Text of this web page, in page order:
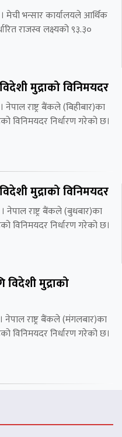
मेची भन्सार कार्यालयले आर्थिक
राजस्व लक्ष्यको ९३.३०
मुद्राको विनिमयदर
राष्ट्र बैंकले (बिहीबार)का
विनिमयदर निर्धारण गरेको छ।
मुद्राको विनिमयदर
नेपाल राष्ट्र बैंकले (बुधबार)का
विनिमयदर निर्धारण गरेको छ।
मुद्राको
नेपाल राष्ट्र बैंकले (मंगलबार)का
विनिमयदर निर्धारण गरेको छ।